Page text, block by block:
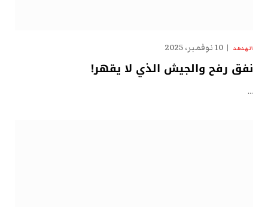
الهدهد 10 نوفمبر، 2025
نفق رفح والجيش الذي لا يقهر!
…